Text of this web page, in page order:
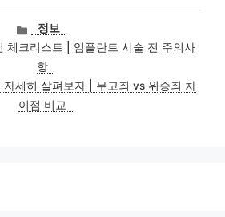
카
테
고
리
정보
체크리스트 | 임플란트 시술 전 주의사
항
자세히 살펴보자 | 무고죄 vs 위증죄 차
이점 비교